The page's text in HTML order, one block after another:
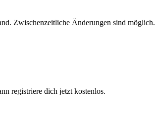
Zwischenzeitliche Änderungen sind möglich.
registriere dich jetzt kostenlos.